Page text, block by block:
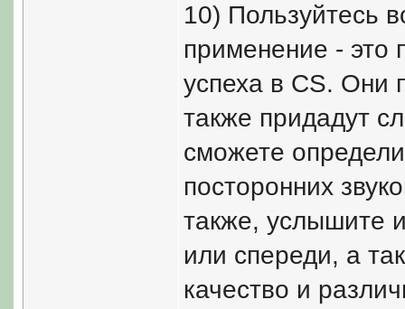
10) Пользуйтесь
применение - это
успеха в CS. Они
также придадут
сможете
посторонних
также, услышите
или спереди, а
качество и